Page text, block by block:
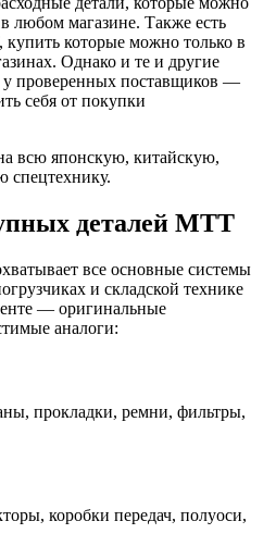
любом магазине. Также есть
купить которые можно только в
Однако и те и другие
у проверенных поставщиков —
себя от покупки
всю японскую, китайскую,
спецтехнику.
деталей MTT
все основные системы
и складской технике
— оригинальные
аналоги:
прокладки, ремни, фильтры,
коробки передач, полуоси,